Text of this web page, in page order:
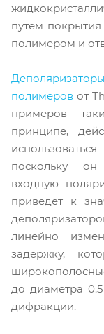
путем покрытия
полимером и
полимеров от
примеров
принципе,
поскольку он
входную
приведет к
линейно
задержку,
до диаметра
дифракции.